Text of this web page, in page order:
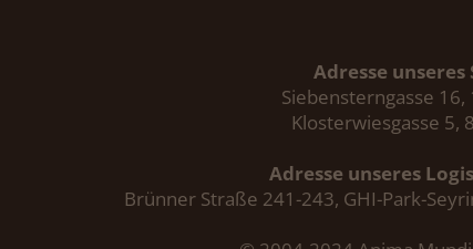
Adresse unseres
Siebensterngasse 16,
Klosterwiesgasse 5,
Adresse unseres
Brünner Straße 241-243, GHI-Park-